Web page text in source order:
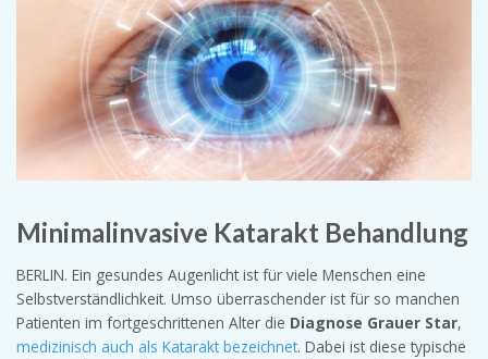
Minimalinvasive Katarakt Behandlung
BERLIN. Ein gesundes Augenlicht ist für viele Menschen eine
Selbstverständlichkeit. Umso überraschender ist für so manchen
Patienten im fortgeschrittenen Alter die Diagnose Grauer Star,
medizinisch auch als Katarakt bezeichnet. Dabei ist diese typische